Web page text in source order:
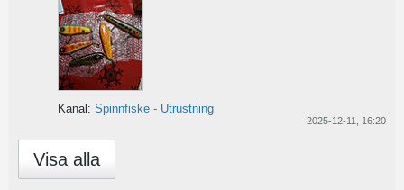
Kanal: Spinnfiske - Utrustning
2025-12-11, 16:20
Visa alla